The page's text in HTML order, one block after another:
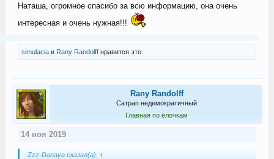
Наташа, огромное спасибо за всю информацию, она очень
интересная и очень нужная!!!
simulaciaи Rany Randolffнравится это.
Rany Randolff
Сатрап недемократичный
Главная по ёлочкам
14 ноя 2019
Zzz-Danaya сказал(а): ↑